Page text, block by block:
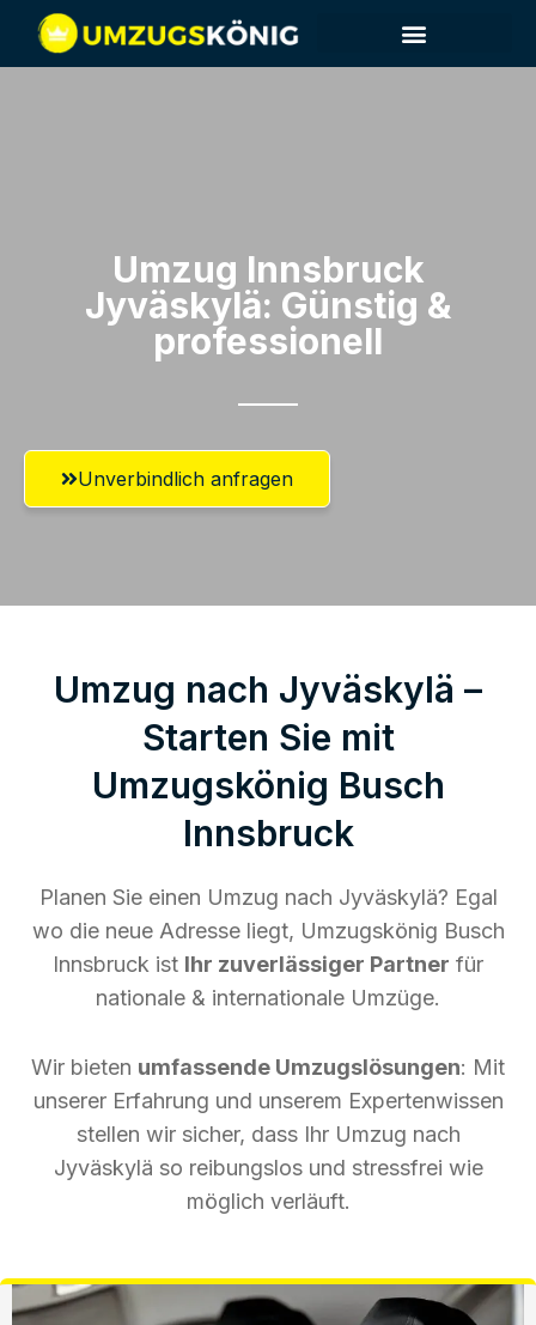
Umzug Innsbruck​
Jyväskylä: Günstig &
professionell​
Unverbindlich anfragen
Umzug nach Jyväskylä –
Starten Sie mit
Umzugskönig Busch
Innsbruck
Planen Sie einen Umzug nach Jyväskylä? Egal
wo die neue Adresse liegt, Umzugskönig Busch
Innsbruck ist Ihr zuverlässiger Partner für
nationale & internationale Umzüge.
Wir bieten umfassende Umzugslösungen: Mit
unserer Erfahrung und unserem Expertenwissen
stellen wir sicher, dass Ihr Umzug nach
Jyväskylä so reibungslos und stressfrei wie
möglich verläuft.